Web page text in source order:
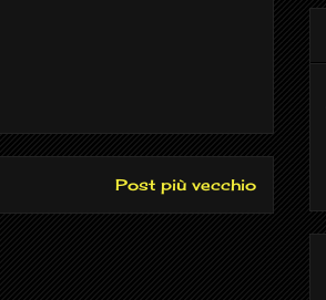
Post più vecchio